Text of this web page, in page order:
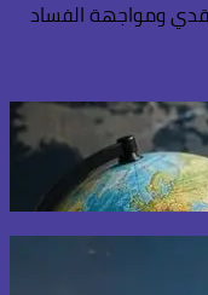
ومواجهة الفساد